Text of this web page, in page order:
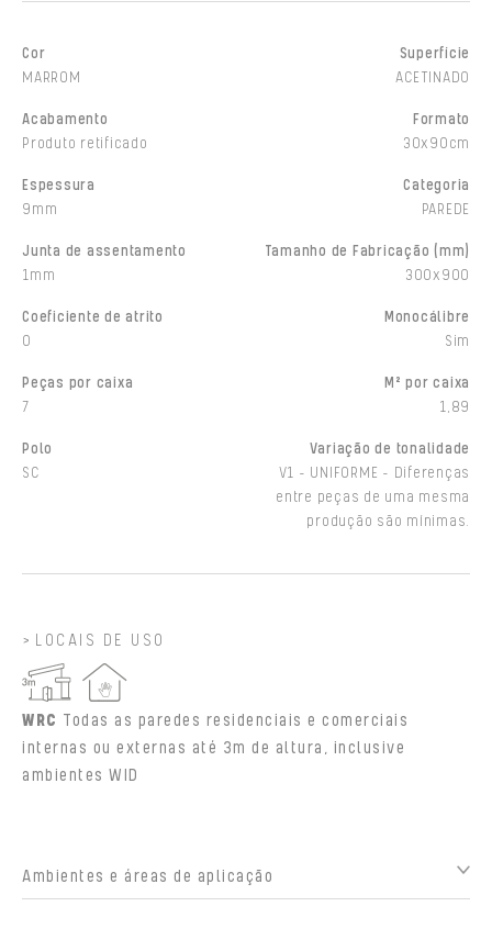
Cor
MARROM
Superfície
ACETINADO
Acabamento
Produto retificado
Formato
30x90cm
Espessura
9mm
Categoria
PAREDE
Junta de assentamento
1mm
Tamanho de Fabricação (mm)
300x900
Coeficiente de atrito
0
Monocálibre
Sim
Peças por caixa
7
M² por caixa
1,89
Polo
SC
Variação de tonalidade
V1 - UNIFORME - Diferenças
entre peças de uma mesma
produção são mínimas.
LOCAIS DE USO
WRC Todas as paredes residenciais e comerciais
internas ou externas até 3m de altura, inclusive
ambientes WID
Ambientes e áreas de aplicação